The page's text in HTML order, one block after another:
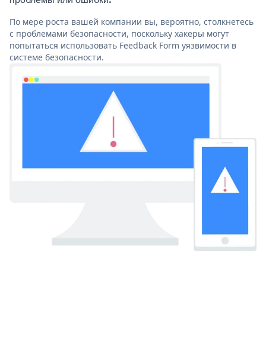
По мере роста вашей компании вы, вероятно, столкнетесь
с проблемами безопасности, поскольку хакеры могут
попытаться использовать Feedback Form уязвимости в
системе безопасности.